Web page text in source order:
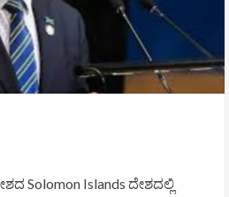
Solomon Islands ದೇಶದಲ್ಲಿ